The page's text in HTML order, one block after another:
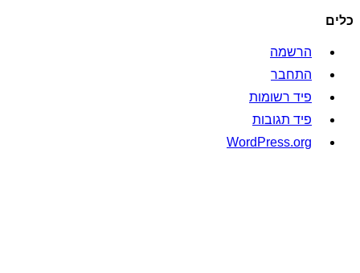
כלים
הרשמה
התחבר
פיד רשומות
פיד תגובות
WordPress.org